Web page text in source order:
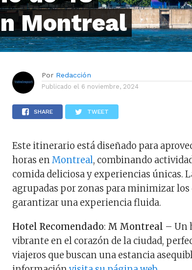
Montreal
Por Redacción
Publicado el 6 noviembre, 2024
SHARE TWEET
Este itinerario está diseñado para
horas enMontreal, combinando
comida deliciosa y experiencias únicas.
agrupadas por zonas para minimizar
garantizar una experiencia fluida.
Hotel Recomendado: M Montreal – Un
vibrante en el corazón de la ciudad,
viajeros que buscan una estancia